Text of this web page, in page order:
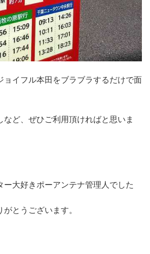
ョイフル本田をブラブラするだけで面
など、ぜひご利用頂ければと思いま
ー大好きポーアンテナ管理人でした
とうございます。